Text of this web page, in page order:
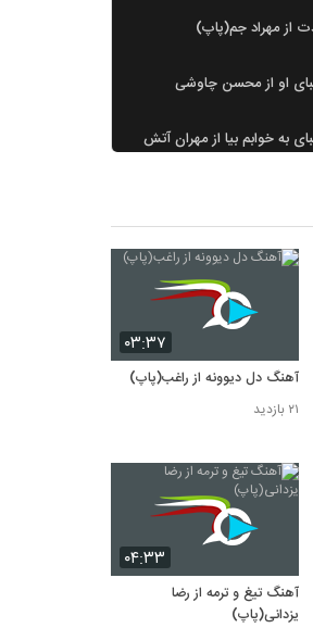
از مهراد جم(پاپ)
او از محسن چاوشی
به خوابم بیا از مهران آتش
بنام اسم تو
۰۳:۳۷
آهنگ دل دیوونه از راغب(پاپ)
۲۱ بازدید
۰۴:۳۳
آهنگ تیغ و ترمه از رضا
یزدانی(پاپ)